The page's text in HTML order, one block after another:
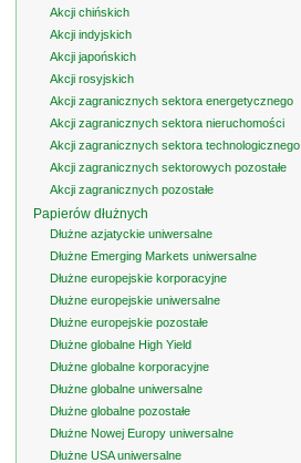
Akcji chińskich
Akcji indyjskich
Akcji japońskich
Akcji rosyjskich
Akcji zagranicznych sektora energetycznego
Akcji zagranicznych sektora nieruchomości
Akcji zagranicznych sektora technologicznego
Akcji zagranicznych sektorowych pozostałe
Akcji zagranicznych pozostałe
Papierów dłużnych
Dłużne azjatyckie uniwersalne
Dłużne Emerging Markets uniwersalne
Dłużne europejskie korporacyjne
Dłużne europejskie uniwersalne
Dłużne europejskie pozostałe
Dłużne globalne High Yield
Dłużne globalne korporacyjne
Dłużne globalne uniwersalne
Dłużne globalne pozostałe
Dłużne Nowej Europy uniwersalne
Dłużne USA uniwersalne